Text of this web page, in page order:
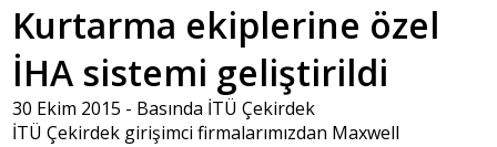
Kurtarma ekiplerine özel
İHA sistemi geliştirildi
30 Ekim 2015 - Basında İTÜ Çekirdek
İTÜ Çekirdek girişimci firmalarımızdan Maxwell